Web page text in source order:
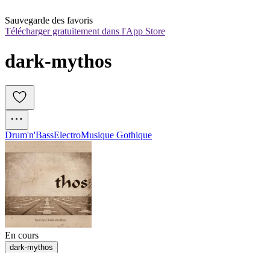
Sauvegarde des favoris
Télécharger gratuitement dans l'App Store
dark-mythos
Drum'n'BassElectroMusique Gothique
En cours
dark-mythos